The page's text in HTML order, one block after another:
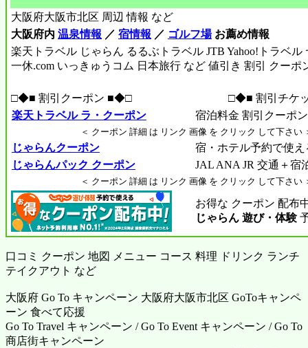
大阪府大阪市北区 周辺 情報 など
大阪府内 温泉情報 ／ 宿情報 ／ ゴルフ場お薦め情報
楽天トラベル じゃらん るるぶトラベル JTB Yahoo!トラベル
一休.com いっきゅうコム 日本旅行 など 値引き 割引 クーポ
□◆■ 割引クーポン ■◆□
□◆■ 割引チケ
楽天トラベル ラ・クーポン
宿泊料金 割引クーポン
＜ クーポン 詳細 は リンク 画像 を クリック して下さい
じゃらんクーポン
宿・ホテル予約で使
じゃらんパック クーポン
JAL ANA JR 交通＋宿
＜ クーポン 詳細 は リンク 画像 を クリック して下さい
お得な クーポン 配布
じゃらん 遊び・体験
口コミ クーポン 地図 メニュー コース 料理 ドリンク ランチ
テイクアウト など
大阪府 Go To キャンペーン 大阪府大阪市北区 GoToキャンペ
ーン 食べて応援
Go To Travel キャンペーン / Go To Event キャンペーン / Go To
商店街キャンペーン